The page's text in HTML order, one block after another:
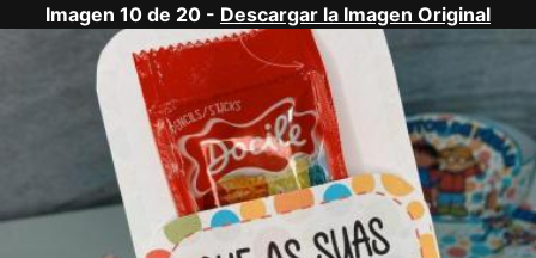
Imagen 10 de 20 - Descargar la Imagen Original